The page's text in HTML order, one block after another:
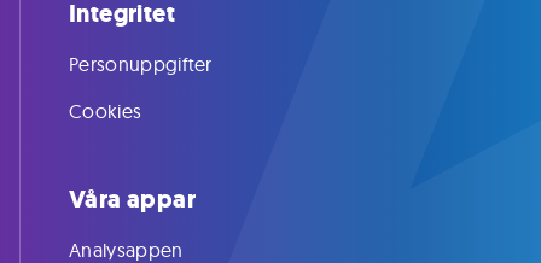
Integritet
Personuppgifter
Cookies
Våra appar
Analysappen